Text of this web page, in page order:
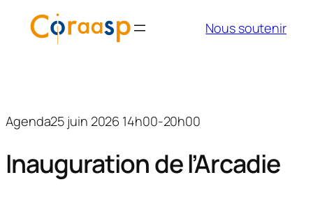
Nous soutenir
Agenda25 juin 2026 14h00-20h00
Inauguration de l’Arcadie